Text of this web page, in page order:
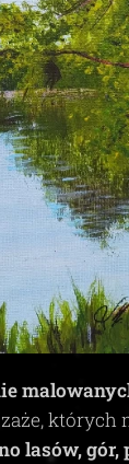
których
lasów, gór,